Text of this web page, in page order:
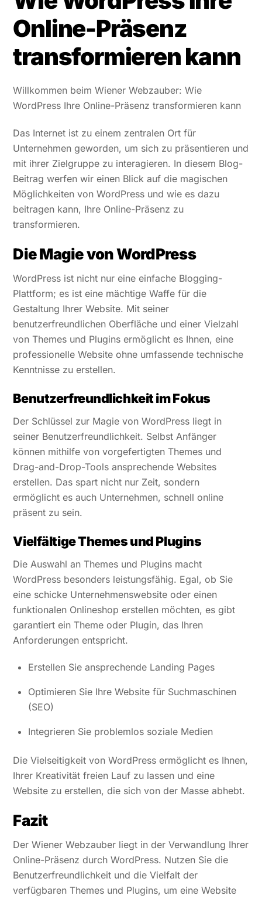
Online-Präsenz
transformieren kann
Willkommen beim Wiener Webzauber: Wie
WordPress Ihre Online-Präsenz transformieren kann
Das Internet ist zu einem zentralen Ort für
Unternehmen geworden, um sich zu präsentieren und
mit ihrer Zielgruppe zu interagieren. In diesem Blog-
Beitrag werfen wir einen Blick auf die magischen
Möglichkeiten von WordPress und wie es dazu
beitragen kann, Ihre Online-Präsenz zu
transformieren.
Die Magie von WordPress
WordPress ist nicht nur eine einfache Blogging-
Plattform; es ist eine mächtige Waffe für die
Gestaltung Ihrer Website. Mit seiner
benutzerfreundlichen Oberfläche und einer Vielzahl
von Themes und Plugins ermöglicht es Ihnen, eine
professionelle Website ohne umfassende technische
Kenntnisse zu erstellen.
Benutzerfreundlichkeit im Fokus
Der Schlüssel zur Magie von WordPress liegt in
seiner Benutzerfreundlichkeit. Selbst Anfänger
können mithilfe von vorgefertigten Themes und
Drag-and-Drop-Tools ansprechende Websites
erstellen. Das spart nicht nur Zeit, sondern
ermöglicht es auch Unternehmen, schnell online
präsent zu sein.
Vielfältige Themes und Plugins
Die Auswahl an Themes und Plugins macht
WordPress besonders leistungsfähig. Egal, ob Sie
eine schicke Unternehmenswebsite oder einen
funktionalen Onlineshop erstellen möchten, es gibt
garantiert ein Theme oder Plugin, das Ihren
Anforderungen entspricht.
Erstellen Sie ansprechende Landing Pages
Optimieren Sie Ihre Website für Suchmaschinen
(SEO)
Integrieren Sie problemlos soziale Medien
Die Vielseitigkeit von WordPress ermöglicht es Ihnen,
Ihrer Kreativität freien Lauf zu lassen und eine
Website zu erstellen, die sich von der Masse abhebt.
Fazit
Der Wiener Webzauber liegt in der Verwandlung Ihrer
Online-Präsenz durch WordPress. Nutzen Sie die
Benutzerfreundlichkeit und die Vielfalt der
verfügbaren Themes und Plugins, um eine Website